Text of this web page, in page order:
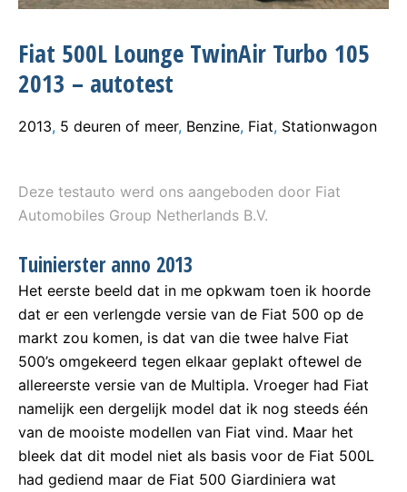
Fiat 500L Lounge TwinAir Turbo 105
2013 – autotest
2013, 5 deuren of meer, Benzine, Fiat, Stationwagon
Deze testauto werd ons aangeboden door Fiat
Automobiles Group Netherlands B.V.
Tuinierster anno 2013
Het eerste beeld dat in me opkwam toen ik hoorde
dat er een verlengde versie van de Fiat 500 op de
markt zou komen, is dat van die twee halve Fiat
500’s omgekeerd tegen elkaar geplakt oftewel de
allereerste versie van de Multipla. Vroeger had Fiat
namelijk een dergelijk model dat ik nog steeds één
van de mooiste modellen van Fiat vind. Maar het
bleek dat dit model niet als basis voor de Fiat 500L
had gediend maar de Fiat 500 Giardiniera wat